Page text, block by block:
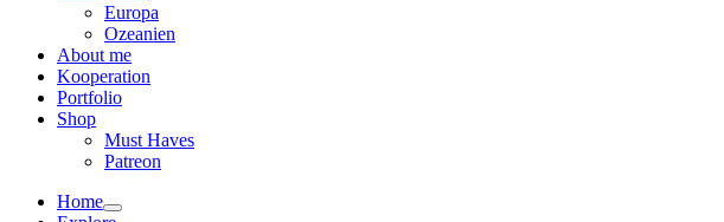
Europa
Ozeanien
About me
Kooperation
Portfolio
Shop
Must Haves
Patreon
Home